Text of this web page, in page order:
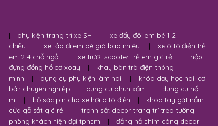
| phụ kiện trang trí xe SH |
xe đẩy đôi em bé 1 2
chiều
| xe tập đi em bé giá bao nhiêu |
xe ô tô điện trẻ
em 2 4 chỗ ngồi
| xe trượt scooter trẻ em giá rẻ |
hộp
đựng đồng hồ cơ xoay
|
khay bàn trà điện thông
minh
| dụng cụ phụ kiện làm nail |
khóa dạy học nail cơ
bản chuyên nghiệp
| dụng cụ phun xăm |
dụng cụ nối
mi
| bộ sạc pin cho xe hơi ô tô điện |
khóa tay gạt nắm
cửa gỗ sắt giá rẻ
|
tranh sắt decor trang trí treo tường
phòng khách hiện đại tphcm
|
đồng hồ chim công decor